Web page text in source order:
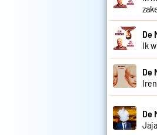
De
Ik
De
De
Jaja